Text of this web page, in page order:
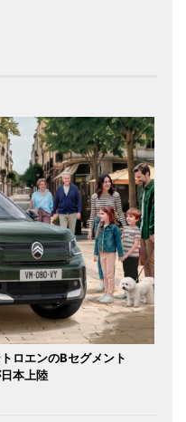
ロエンのBセグメント
本上陸